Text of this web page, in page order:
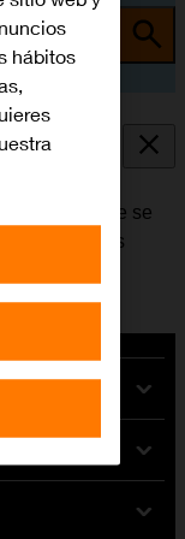
al móvil
que se
unos
hábitos